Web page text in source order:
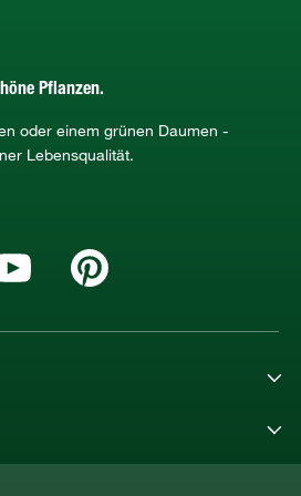
Pflanzen.
oder einem grünen Daumen -
Lebensqualität.